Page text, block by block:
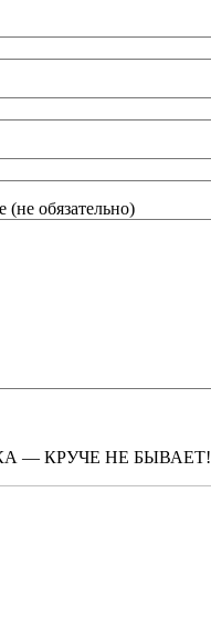
обязательно)
— КРУЧЕ НЕ БЫВАЕТ!